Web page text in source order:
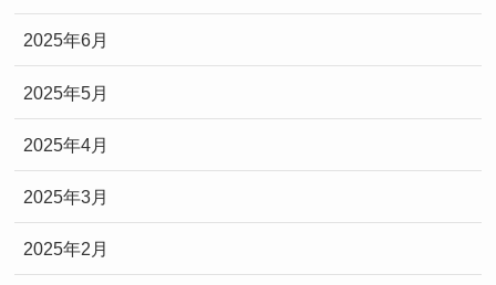
2025年6月
2025年5月
2025年4月
2025年3月
2025年2月